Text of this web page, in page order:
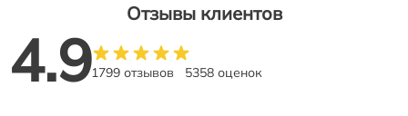
Отзывы клиентов
4.91799 отзывов 5358 оценок